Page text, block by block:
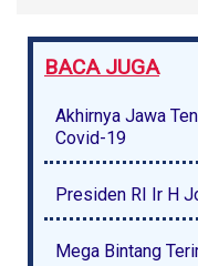
BACA JUGA
Akhirnya Jawa
Covid-19
Presiden RI Ir H
Mega Bintang